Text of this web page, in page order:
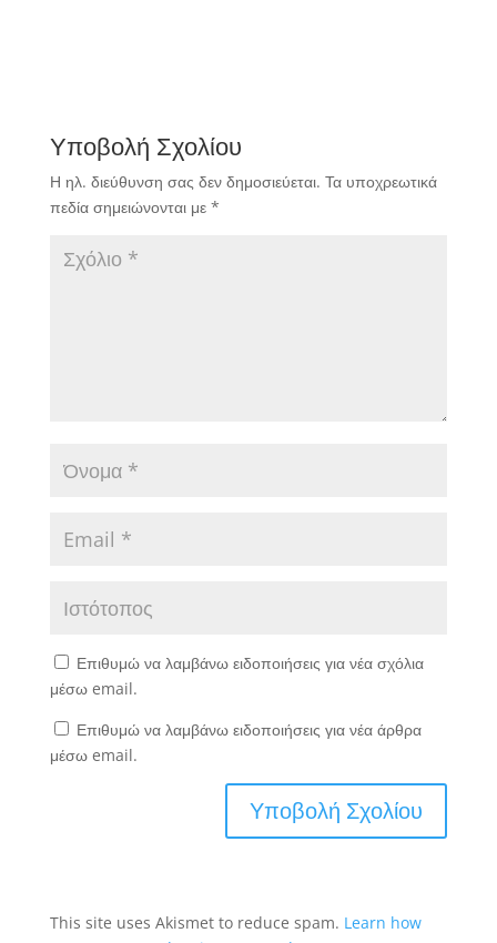
Υποβολή Σχολίου
Η ηλ. διεύθυνση σας δεν δημοσιεύεται. Τα υποχρεωτικά
πεδία σημειώνονται με *
Επιθυμώ να λαμβάνω ειδοποιήσεις για νέα σχόλια
μέσω email.
Επιθυμώ να λαμβάνω ειδοποιήσεις για νέα άρθρα
μέσω email.
This site uses Akismet to reduce spam. Learn how